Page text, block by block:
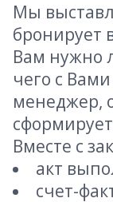
Мы
бронирует
Вам нужно
чего с
менеджер,
Вместе с
акт
счет-